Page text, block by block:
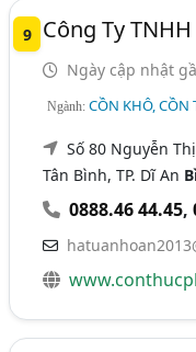
9 Công Ty
Ngày cập nhật
Ngành:CỒN KHÔ, CỒN
Số 80 Nguyễn
Tân Bình, TP. Dĩ An
0888.46 44.45,